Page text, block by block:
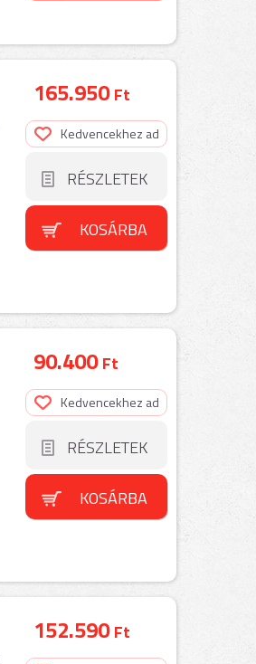
165.950Ft
Kedvencekhez ad
RÉSZLETEK
KOSÁRBA
90.400Ft
Kedvencekhez ad
RÉSZLETEK
KOSÁRBA
152.590Ft